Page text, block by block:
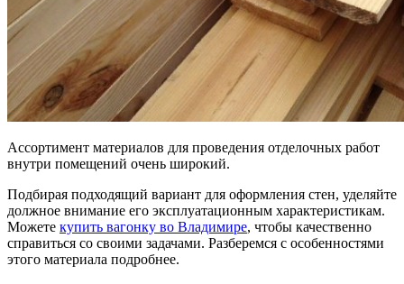
Ассортимент материалов для проведения отделочных работ
внутри помещений очень широкий.
Подбирая подходящий вариант для оформления стен, уделяйте
должное внимание его эксплуатационным характеристикам.
Можете купить вагонку во Владимире, чтобы качественно
справиться со своими задачами. Разберемся с особенностями
этого материала подробнее.